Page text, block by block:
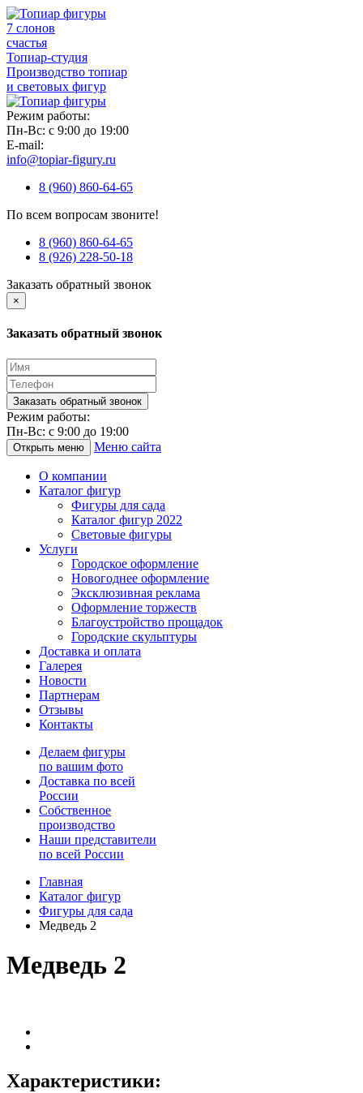
7 слонов
счастья
Топиар-студия
Производство топиар
и световых фигур
Режим работы:
Пн-Вс: с 9:00 до 19:00
E-mail:
info@topiar-figury.ru
8 (960) 860-64-65
По всем вопросам звоните!
8 (960) 860-64-65
8 (926) 228-50-18
Заказать обратный звонок
×
Заказать обратный звонок
Режим работы:
Пн-Вс: с 9:00 до 19:00
Открыть меню Меню сайта
О компании
Каталог фигур
Фигуры для сада
Каталог фигур 2022
Световые фигуры
Услуги
Городское оформление
Новогоднее оформление
Эксклюзивная реклама
Оформление торжеств
Благоустройство прощадок
Городские скульптуры
Доставка и оплата
Галерея
Новости
Партнерам
Отзывы
Контакты
Делаем фигуры
по вашим фото
Доставка по всей
России
Собственное
производство
Наши представители
по всей России
Главная
Каталог фигур
Фигуры для сада
Медведь 2
Медведь 2
Характеристики: